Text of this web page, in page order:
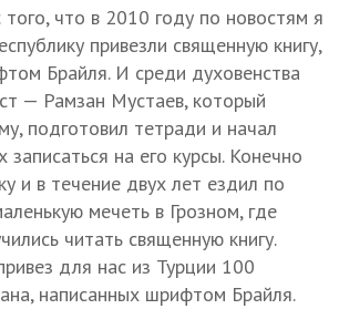
что в 2010 году по новостям я
привезли священную книгу,
Брайля. И среди духовенства
— Рамзан Мустаев, который
подготовил тетради и начал
на его курсы. Конечно
и в течение двух лет ездил по
мечеть в Грозном, где
читать священную книгу.
для нас из Турции 100
написанных шрифтом Брайля.